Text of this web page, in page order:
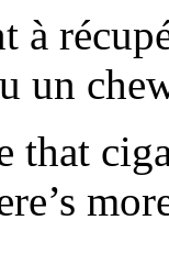
à
un
that